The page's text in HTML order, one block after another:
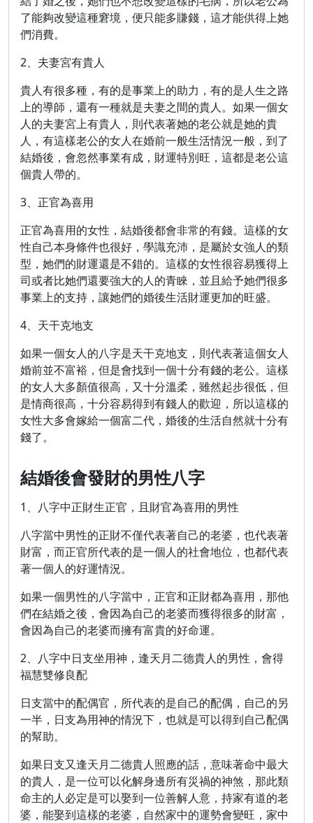
了能夠改變這種窘境，便只能多賺錢，這才能供得上她
們消費。
2、夫妻宮有貴人
貴人有很多種，有的是事業上的助力，有的是人生之路
上的導師，還有一種就是夫妻之間的貴人。如果一個女
人的夫妻宮上有貴人，則代表著她的老公就是她的貴
人，有這樣老公的女人在婚前一般生活情況一般，到了
結婚後，會忽然事業有成，財運特別旺，這都是老公這
個貴人帶的。
3、正官為喜用
正官為喜用的女性，結婚後都會非常的有錢。這樣的女
性自己本身條件也很好，學識充沛，是屬於女強人的類
型，她們的財運還是不錯的。這樣的女性很容易獲得上
司或者比她們還要強大的人的青睞，並且給予她們很多
事業上的支持，讓她們的婚後生活財運更加的旺盛。
4、天干克地支
如果一個女人的八字是天干克地支，則代表著這個女人
婚前並不富裕，但是會找到一個十分有錢的老公。這樣
的女人大多顏值很高，又十分溫柔，雖然起步很低，但
是情商很高，十分容易得到有錢人的歡迎，所以這樣的
女性大多會嫁給一個富二代，婚後的生活自然就十分有
錢了。
結婚後會發財的男性八字
1、八字中正財生正官，且財官為喜用的男性
八字當中男性的正財不僅代表著自己的老婆，也代表著
財富，而正官所代表的是一個人的社會地位，也都代表
著一個人的好運情況。
如果一個男性的八字當中，正官和正財都為喜用，那他
們在結婚之後，會因為自己的老婆而獲得很多的財富，
會因為自己的老婆而擁有富貴的好命運。
2、八字中日支坐用神，逢天月二德貴人的男性，會得
福慧雙修良配
日支當中的配偶官，所代表的是自己的配偶，自己的另
一半，日支為用神的情況下，也就是可以得到自己配偶
的幫助。
如果日支又逢天月二德貴人照應的話，意味著命中最大
的貴人，是一位可以化解身邊所有災禍的神煞，那此類
命主的人必定是可以娶到一位善解人意，持家有道的老
婆，能娶到這樣的老婆，自然家中的運勢會變旺，家中